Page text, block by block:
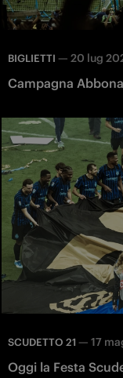
BIGLIETTI — 20 lug
Campagna
SCUDETTO 21 — 17
Oggi la Festa